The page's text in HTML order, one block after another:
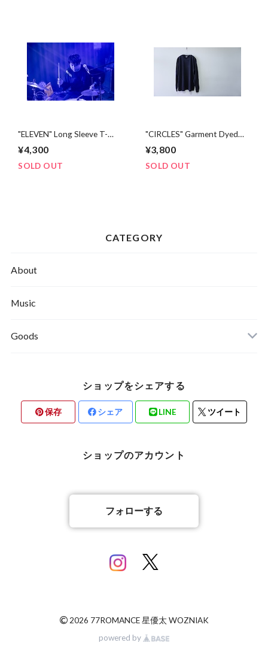
"ELEVEN" Long Sleeve T-
Shirt
¥4,300
SOLD OUT
"CIRCLES" Garment Dyed
Long Sleeve T-Shirts
¥3,800
SOLD OUT
CATEGORY
About
Music
Goods
ショップをシェアする
保存 シェア LINE ツイート
ショップのアカウント
フォローする
©2026 77ROMANCE 星優太 WOZNIAK
powered by